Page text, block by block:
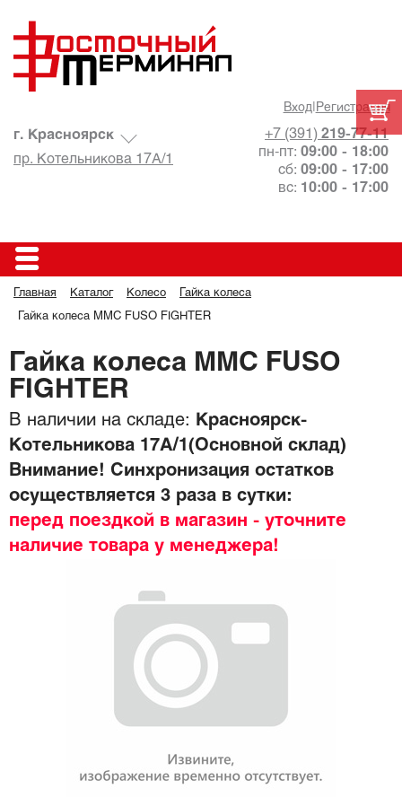
Вход| Регистрация
+7 (391) 219-77-11
пн-пт: 09:00 - 18:00
сб: 09:00 - 17:00
вс: 10:00 - 17:00
г. Красноярск
пр. Котельникова 17А/1
Главная Каталог Колесо Гайка колеса
Гайка колеса MMC FUSO FIGHTER
Гайка колеса MMC FUSO
FIGHTER
В наличии на складе:
Красноярск-
Котельникова 17А/1(Основной склад)
Внимание! Синхронизация остатков
осуществляется 3 раза в сутки:
перед поездкой в магазин - уточните
наличие товара у менеджера!